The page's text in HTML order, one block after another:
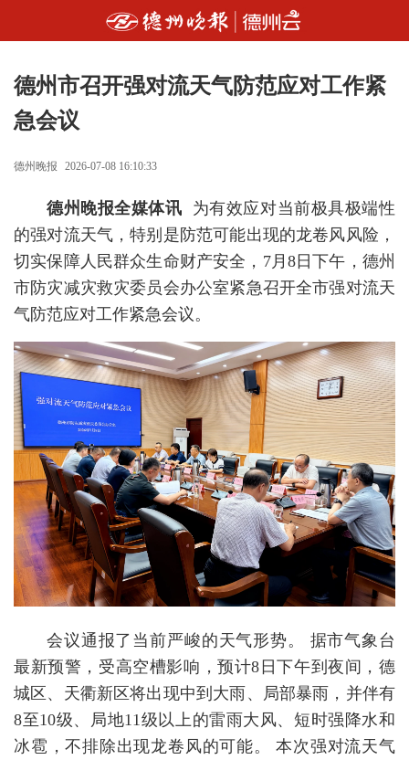
德州市召开强对流天气防范应对工作紧
急会议
德州晚报 2026-07-08 16:10:33
德州晚报全媒体讯 为有效应对当前极具极端性
的强对流天气，特别是防范可能出现的龙卷风风险，
切实保障人民群众生命财产安全，7月8日下午，德州
市防灾减灾救灾委员会办公室紧急召开全市强对流天
气防范应对工作紧急会议。
会议通报了当前严峻的天气形势。 据市气象台
最新预警，受高空槽影响，预计8日下午到夜间，德
城区、天衢新区将出现中到大雨、局部暴雨，并伴有
8至10级、局地11级以上的雷雨大风、短时强降水和
冰雹，不排除出现龙卷风的可能。 本次强对流天气